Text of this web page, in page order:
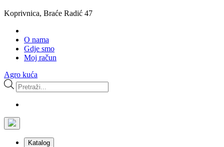
Koprivnica, Braće Radić 47
O nama
Gdje smo
Moj račun
Agro kuća
Products
search
Katalog